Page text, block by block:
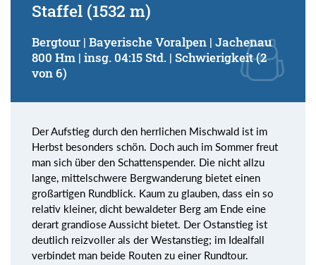
Staffel (1532 m)
Bergtour | Bayerische Voralpen | Jachenau
800 Hm | insg. 04:15 Std. | Schwierigkeit (2
von 6)
Der Aufstieg durch den herrlichen Mischwald ist im
Herbst besonders schön. Doch auch im Sommer freut
man sich über den Schattenspender. Die nicht allzu
lange, mittelschwere Bergwanderung bietet einen
großartigen Rundblick. Kaum zu glauben, dass ein so
relativ kleiner, dicht bewaldeter Berg am Ende eine
derart grandiose Aussicht bietet. Der Ostanstieg ist
deutlich reizvoller als der Westanstieg; im Idealfall
verbindet man beide Routen zu einer Rundtour.